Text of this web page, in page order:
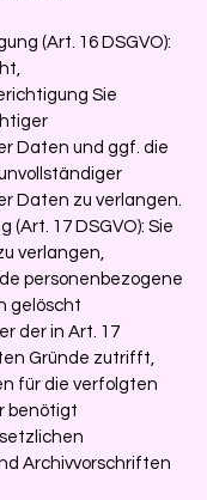
(Art. 16 DSGVO):
Sie
Daten und ggf. die
Daten zu verlangen.
(Art. 17 DSGVO): Sie
verlangen,
personenbezogene
gelöscht
der in Art. 17
Gründe zutrifft,
für die verfolgten
benötigt
Archivvorschriften